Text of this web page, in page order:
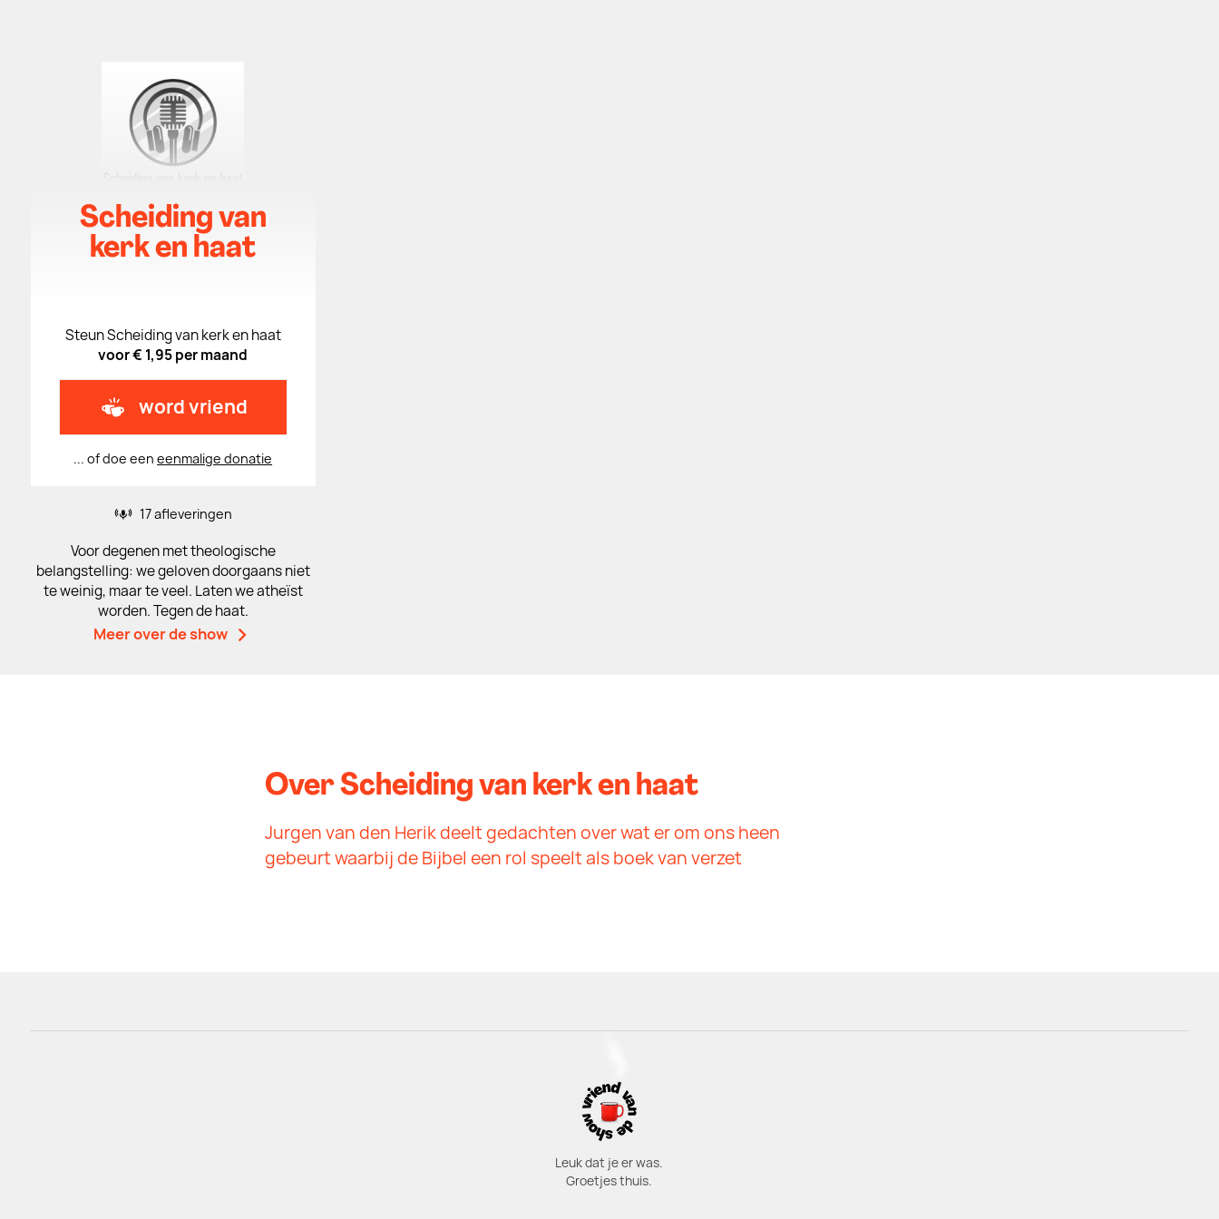
Scheiding van
kerk en haat
Steun Scheiding van kerk en haat
voor € 1,95 per maand
word vriend
... of doe eeneenmalige donatie
17 afleveringen
Voor degenen met theologische
belangstelling: we geloven doorgaans niet
te weinig, maar te veel. Laten we atheïst
worden. Tegen de haat.
Meer over de show
Over Scheiding van kerk en haat
Jurgen van den Herik deelt gedachten over wat er om ons heen
gebeurt waarbij de Bijbel een rol speelt als boek van verzet
Leuk dat je er was.
Groetjes thuis.